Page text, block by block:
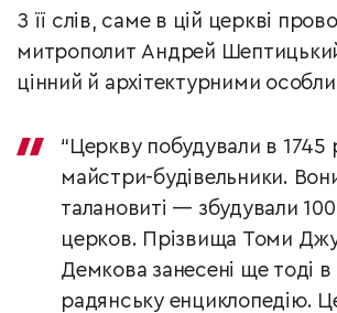
З її слів, саме в цій церкві
митрополит Андрей
цінний й архітектурними
“Церкву побудували в 1745
майстри-будівельники.
талановиті — збудували
церков. Прізвища Томи
Демкова занесені ще тоді в
радянську енциклопедію.